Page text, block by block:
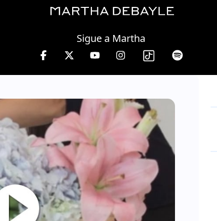
Sigue a Martha
Debayle en W, lunes a viernes de 10 a 13 hrs.